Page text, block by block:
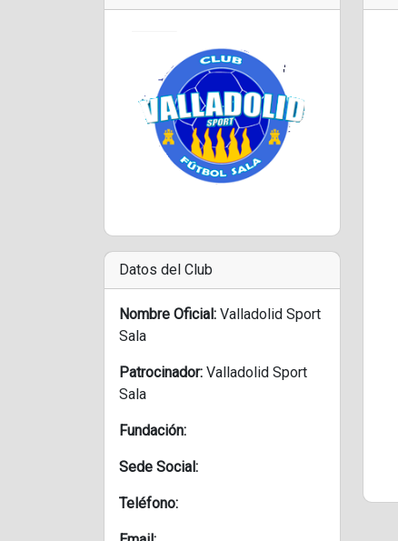
Datos del Club
Nombre Oficial: Valladolid Sport
Sala
Patrocinador: Valladolid Sport
Sala
Fundación:
Sede Social:
Teléfono: